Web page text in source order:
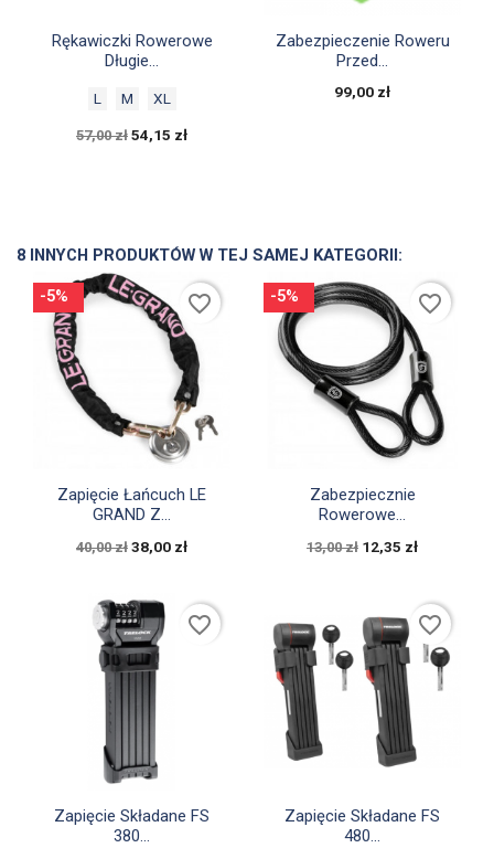
Szybki podgląd
Rękawiczki Rowerowe
Długie...
L M XL
57,00 zł 54,15 zł
Szybki podgląd
Zabezpieczenie Roweru
Przed...
99,00 zł
8 INNYCH PRODUKTÓW W TEJ SAMEJ KATEGORII:
Szybki podgląd
Zapięcie Łańcuch LE
GRAND Z...
40,00 zł 38,00 zł
-5% favorite_border
Szybki podgląd
Zabezpiecznie
Rowerowe...
13,00 zł 12,35 zł
-5% favorite_border
Szybki podgląd
Zapięcie Składane FS
380...
favorite_border
Szybki podgląd
Zapięcie Składane FS
480...
favorite_border